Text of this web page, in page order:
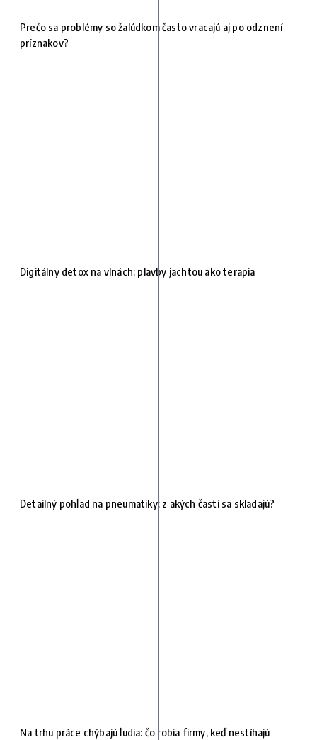
Prečo sa problémy so žalúdkom často vracajú aj po odznení
príznakov?
Digitálny detox na vlnách: plavby jachtou ako terapia
Detailný pohľad na pneumatiky: z akých častí sa skladajú?
Na trhu práce chýbajú ľudia: čo robia firmy, keď nestíhajú